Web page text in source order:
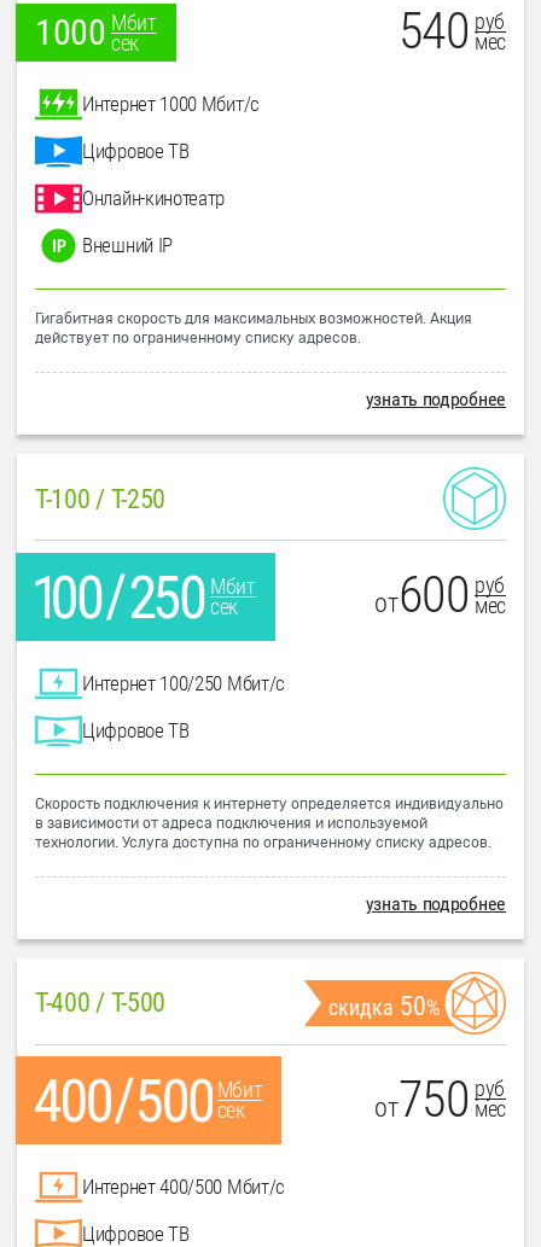
1000 Мбит
сек
540 руб
мес
Интернет 1000 Мбит/с
Цифровое ТВ
Онлайн-кинотеатр
Внешний IP
Гигабитная скорость для максимальных возможностей. Акция
действует по ограниченному списку адресов.
узнать подробнее
T-100 / T-250
Мбит
сек
от600 руб
мес
Интернет 100/250 Мбит/с
Цифровое ТВ
Скорость подключения к интернету определяется индивидуально
в зависимости от адреса подключения и используемой
технологии. Услуга доступна по ограниченному списку адресов.
узнать подробнее
T-400 / T-500 скидка 50%
Мбит
сек
от750 руб
мес
Интернет 400/500 Мбит/с
Цифровое ТВ